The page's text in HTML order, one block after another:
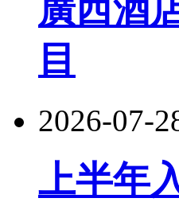
廣西酒
目
2026-07-
上半年